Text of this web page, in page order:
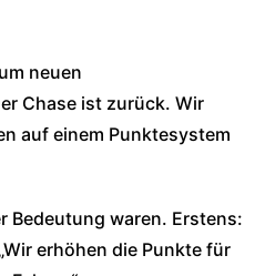
neuen
Chase ist zurück. Wir
auf einem Punktesystem
Bedeutung waren. Erstens:
erhöhen die Punkte für